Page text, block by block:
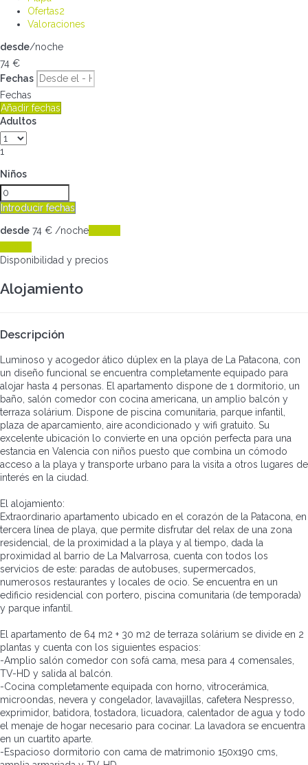
Ofertas2
Valoraciones
desde/noche
74 €
Fechas
Fechas
Añadir fechas
Adultos
1
Niños
Introducir fechas
desde 74 € /noche
Disponibilidad y precios
Alojamiento
Descripción
Luminoso y acogedor ático dúplex en la playa de La Patacona, con
un diseño funcional se encuentra completamente equipado para
alojar hasta 4 personas. El apartamento dispone de 1 dormitorio, un
baño, salón comedor con cocina americana, un amplio balcón y
terraza solárium. Dispone de piscina comunitaria, parque infantil,
plaza de aparcamiento, aire acondicionado y wifi gratuito. Su
excelente ubicación lo convierte en una opción perfecta para una
estancia en Valencia con niños puesto que combina un cómodo
acceso a la playa y transporte urbano para la visita a otros lugares de
interés en la ciudad.
El alojamiento:
Extraordinario apartamento ubicado en el corazón de la Patacona, en
tercera línea de playa, que permite disfrutar del relax de una zona
residencial, de la proximidad a la playa y al tiempo, dada la
proximidad al barrio de La Malvarrosa, cuenta con todos los
servicios de este: paradas de autobuses, supermercados,
numerosos restaurantes y locales de ocio. Se encuentra en un
edificio residencial con portero, piscina comunitaria (de temporada)
y parque infantil.
El apartamento de 64 m2 + 30 m2 de terraza solárium se divide en 2
plantas y cuenta con los siguientes espacios:
-Amplio salón comedor con sofá cama, mesa para 4 comensales,
TV-HD y salida al balcón.
-Cocina completamente equipada con horno, vitrocerámica,
microondas, nevera y congelador, lavavajillas, cafetera Nespresso,
exprimidor, batidora, tostadora, licuadora, calentador de agua y todo
el menaje de hogar necesario para cocinar. La lavadora se encuentra
en un cuartito aparte.
-Espacioso dormitorio con cama de matrimonio 150x190 cms,